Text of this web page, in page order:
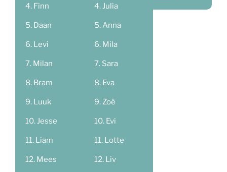
Finn
Daan
Levi
Milan
Bram
Luuk
Jesse
Liam
Mees
Julia
Anna
Mila
Sara
Eva
Zoë
Evi
Lotte
Liv